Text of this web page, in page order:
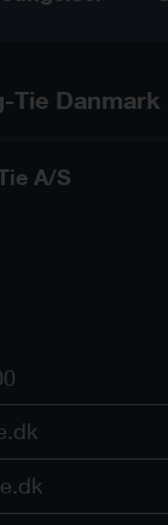
Tie Danmark
A/S